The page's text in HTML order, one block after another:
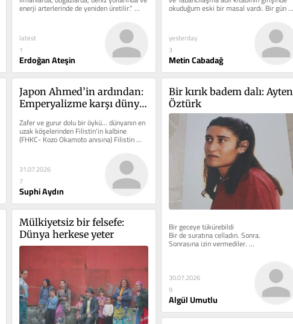
enerji arterlerinde de yeniden üretilir."
Giriş:...
latest
1
Erdoğan Ateşin
okuduğum eski bir masal vardı. Bir gün
uyuyan...
yesterday
3
Metin Cabadağ
Japon Ahmed’in ardından:
Emperyalizme karşı dünya
Zafer ve gurur dolu bir öykü... dünyanın en
uzak köşelerinden Filistin'in kalbine
(FHKC- Kozo Okamoto anısına) Filistin
Halk Kurtuluş...
31.07.2026
7
Suphi Aydın
Bir kırık badem dalı: Ayten
Öztürk
Bir geceye tükürebildi
Bir de suratına celladın. Sonra.
Sonrasına izin vermediler.
30.07.2026
9
Algül Umutlu
Mülkiyetsiz bir felsefe:
Dünya herkese yeter